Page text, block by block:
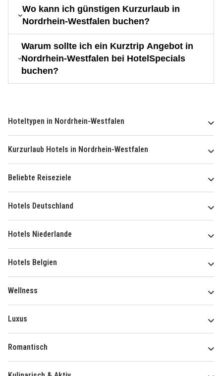
Wo kann ich günstigen Kurzurlaub in
Nordrhein-Westfalen buchen?
Warum sollte ich ein Kurztrip Angebot in
Nordrhein-Westfalen bei HotelSpecials
buchen?
Hoteltypen in Nordrhein-Westfalen
Kurzurlaub Hotels in Nordrhein-Westfalen
Beliebte Reiseziele
Hotels Deutschland
Hotels Niederlande
Hotels Belgien
Wellness
Luxus
Romantisch